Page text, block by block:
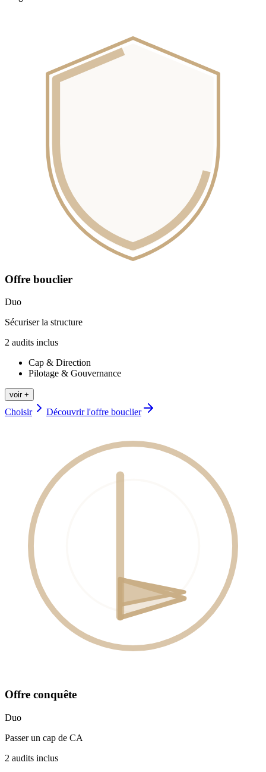
Offre bouclier
Duo
Sécuriser la structure
2 audits inclus
Cap & Direction
Pilotage & Gouvernance
voir +
Choisir Découvrir l'offre bouclier
Offre conquête
Duo
Passer un cap de CA
2 audits inclus